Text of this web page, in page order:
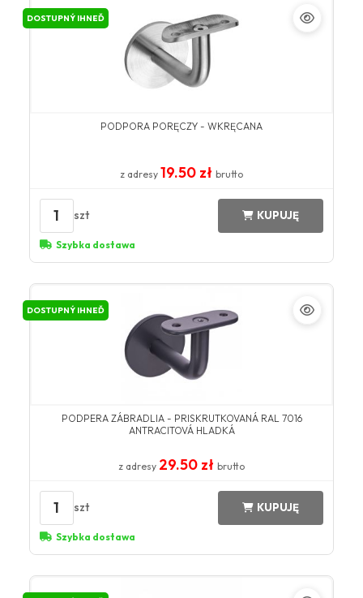
DOSTUPNÝ IHNEĎ
PODPORA PORĘCZY - WKRĘCANA
z adresy 19.50 zł brutto
1 szt KUPUJĘ
Szybka dostawa
DOSTUPNÝ IHNEĎ
PODPERA ZÁBRADLIA - PRISKRUTKOVANÁ RAL 7016
ANTRACITOVÁ HLADKÁ
z adresy 29.50 zł brutto
1 szt KUPUJĘ
Szybka dostawa